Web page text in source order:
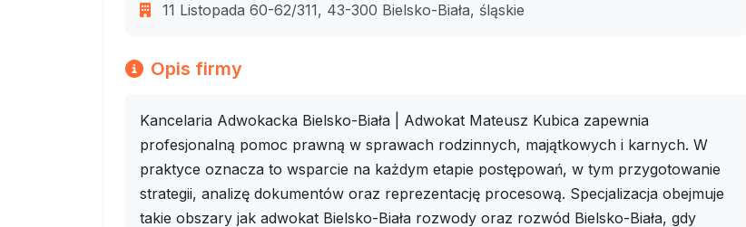
11 Listopada 60-62/311, 43-300 Bielsko-Biała, śląskie
Opis firmy
Kancelaria Adwokacka Bielsko-Biała | Adwokat Mateusz Kubica zapewnia
profesjonalną pomoc prawną w sprawach rodzinnych, majątkowych i karnych. W
praktyce oznacza to wsparcie na każdym etapie postępowań, w tym przygotowanie
strategii, analizę dokumentów oraz reprezentację procesową. Specjalizacja obejmuje
takie obszary jak adwokat Bielsko-Biała rozwody oraz rozwód Bielsko-Biała, gdy